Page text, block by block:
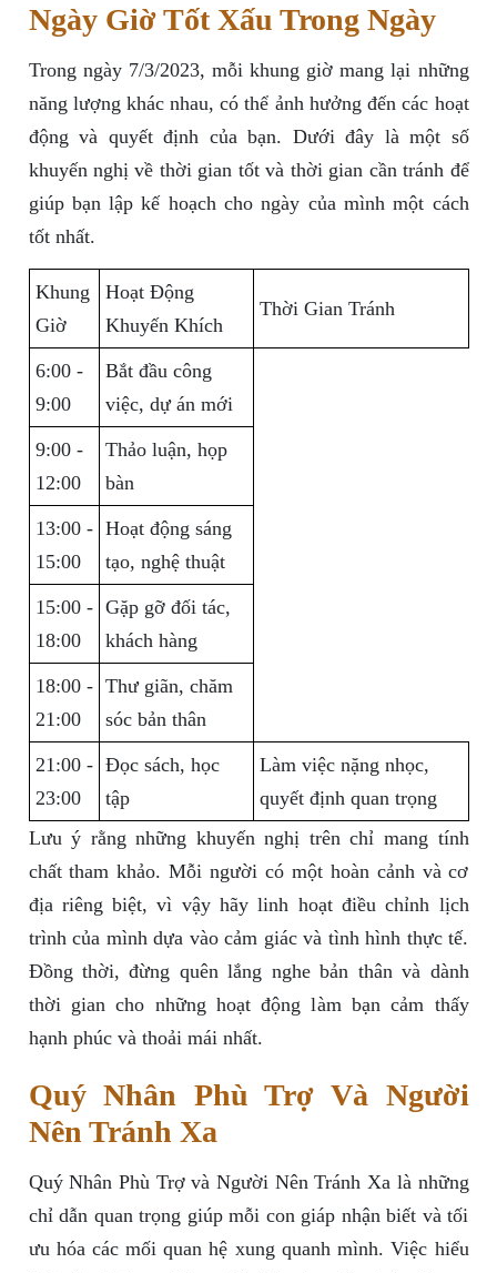
Ngày Giờ Tốt Xấu Trong Ngày
Trong ngày 7/3/2023, mỗi khung giờ mang lại những
năng lượng khác nhau, có thể ảnh hưởng đến các hoạt
động và quyết định của bạn. Dưới đây là một số
khuyến nghị về thời gian tốt và thời gian cần tránh để
giúp bạn lập kế hoạch cho ngày của mình một cách
tốt nhất.
Khung
Giờ
Hoạt Động
Khuyến Khích
Thời Gian Tránh
6:00 -
9:00
Bắt đầu công
việc, dự án mới
9:00 -
12:00
Thảo luận, họp
bàn
13:00 -
15:00
Hoạt động sáng
tạo, nghệ thuật
15:00 -
18:00
Gặp gỡ đối tác,
khách hàng
18:00 -
21:00
Thư giãn, chăm
sóc bản thân
21:00 -
23:00
Đọc sách, học
tập
Làm việc nặng nhọc,
quyết định quan trọng
Lưu ý rằng những khuyến nghị trên chỉ mang tính
chất tham khảo. Mỗi người có một hoàn cảnh và cơ
địa riêng biệt, vì vậy hãy linh hoạt điều chỉnh lịch
trình của mình dựa vào cảm giác và tình hình thực tế.
Đồng thời, đừng quên lắng nghe bản thân và dành
thời gian cho những hoạt động làm bạn cảm thấy
hạnh phúc và thoải mái nhất.
Quý Nhân Phù Trợ Và Người
Nên Tránh Xa
Quý Nhân Phù Trợ và Người Nên Tránh Xa là những
chỉ dẫn quan trọng giúp mỗi con giáp nhận biết và tối
ưu hóa các mối quan hệ xung quanh mình. Việc hiểu